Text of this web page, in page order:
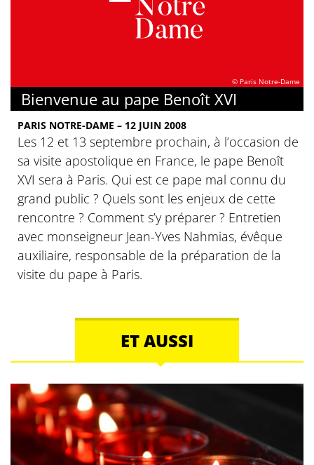
© Paris Notre-Dame
Bienvenue au pape Benoît XVI
PARIS NOTRE-DAME – 12 JUIN 2008
Les 12 et 13 septembre prochain, à l’occasion de
sa visite apostolique en France, le pape Benoît
XVI sera à Paris. Qui est ce pape mal connu du
grand public ? Quels sont les enjeux de cette
rencontre ? Comment s’y préparer ? Entretien
avec monseigneur Jean-Yves Nahmias, évêque
auxiliaire, responsable de la préparation de la
visite du pape à Paris.
ET AUSSI